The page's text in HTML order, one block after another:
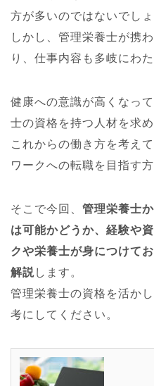
b
o
k
方が多いのではないでしょ
しかし、管理栄養士が携
り、仕事内容も多岐にわた
健康への意識が高くなっ
士の資格を持つ人材を求
これからの働き方を考え
ワークへの転職を目指す
そこで今回、 管理栄養士
は可能かどうか、経験や
クや栄養士が身につけて
解説 します。
管理栄養士の資格を活か
考にしてください。